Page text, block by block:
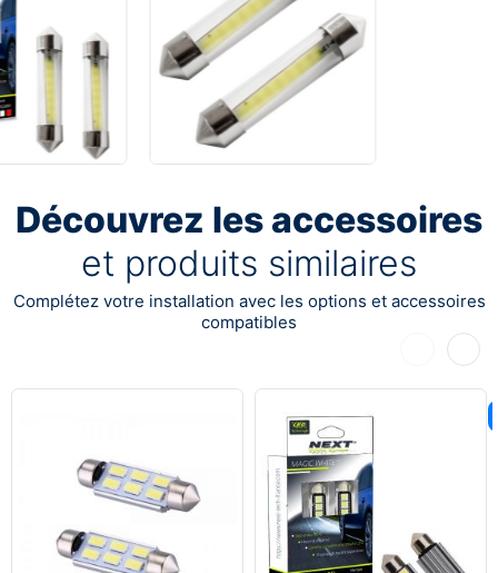
Découvrez les accessoires
et produits similaires
Complétez votre installation avec les options et accessoires
compatibles
Précédent